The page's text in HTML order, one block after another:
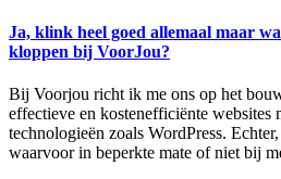
Ja, klink heel goed allemaal maar
kloppen bij VoorJou?
Bij Voorjou richt ik me ons op het
effectieve en kostenefficiënte websites
technologieën zoals WordPress.
waarvoor in beperkte mate of niet bij